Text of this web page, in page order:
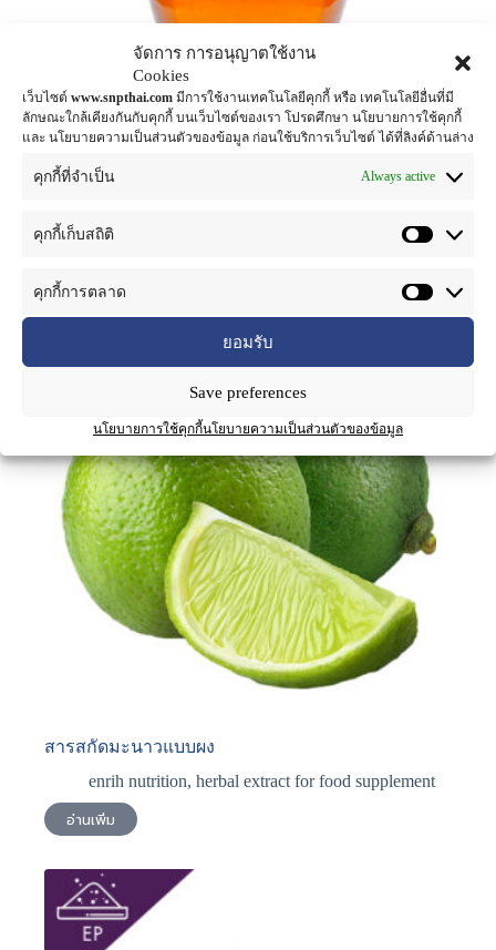
จัดการ การอนุญาตใช้งาน
Cookies
เว็บไซต์ www.snpthai.com มีการใช้งานเทคโนโลยีคุกกี้ หรือ เทคโนโลยีอื่นที่มี
ลักษณะใกล้เคียงกันกับคุกกี้ บนเว็บไซต์ของเรา โปรดศึกษา นโยบายการใช้คุกกี้
และ นโยบายความเป็นส่วนตัวของข้อมูล ก่อนใช้บริการเว็บไซต์ ได้ที่ลิงค์ด้านล่าง
คุกกี้ที่จำเป็น Always active
คุกกี้เก็บสถิติ
คุกกี้การตลาด
ยอมรับ
Save preferences
นโยบายการใช้คุกกี้นโยบายความเป็นส่วนตัวของข้อมูล
สารสกัดน้ำผึ้งแบบผง
food supplement
สารสกัดมะนาวแบบผง
enrih nutrition, herbal extract for food supplement
อ่านเพิ่ม